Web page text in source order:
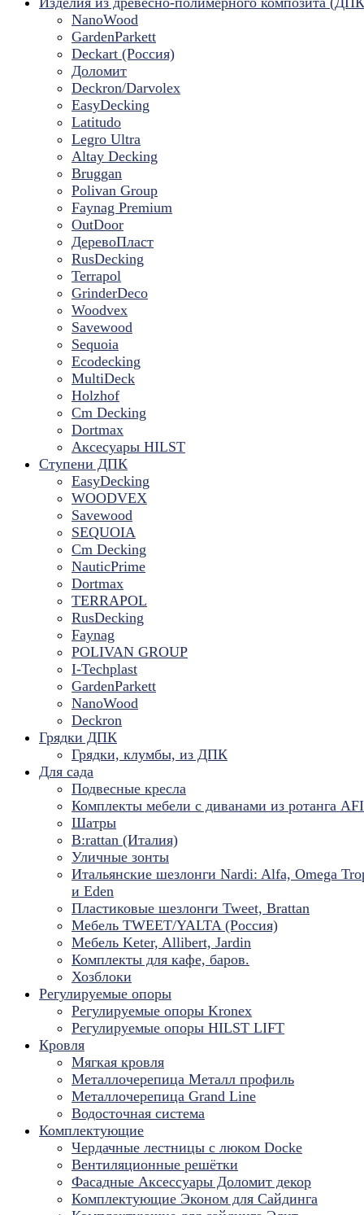
NanoWood
GardenParkett
Deckart (Россия)
Доломит
Deckron/Darvolex
EasyDecking
Latitudo
Legro Ultra
Altay Decking
Bruggan
Polivan Group
Faynag Premium
OutDoor
ДеревоПласт
RusDecking
Terrapol
GrinderDeco
Woodvex
Savewood
Sequoia
Ecodecking
MultiDeck
Holzhof
Cm Decking
Dortmax
Аксесуары HILST
Ступени ДПК
EasyDecking
WOODVEX
Savewood
SEQUOIA
Cm Decking
NauticPrime
Dortmax
TERRAPOL
RusDecking
Faynag
POLIVAN GROUP
I-Techplast
GardenParkett
NanoWood
Deckron
Грядки ДПК
Грядки, клумбы, из ДПК
Для сада
Подвесные кресла
Комплекты мебели с диванами из ротанга
Шатры
B:rattan (Италия)
Уличные зонты
Итальянские шезлонги Nardi: Alfa, Omega
и Eden
Пластиковые шезлонги Tweet, Brattan
Мебель TWEET/YALTA (Россия)
Мебель Keter, Allibert, Jardin
Комплекты для кафе, баров.
Хозблоки
Регулируемые опоры
Регулируемые опоры Kronex
Регулируемые опоры HILST LIFT
Кровля
Мягкая кровля
Металлочерепица Металл профиль
Металлочерепица Grand Line
Водосточная система
Комплектующие
Чердачные лестницы с люком Docke
Вентиляционные решётки
Фасадные Аксессуары Доломит декор
Комплектующие Эконом для Сайдинга